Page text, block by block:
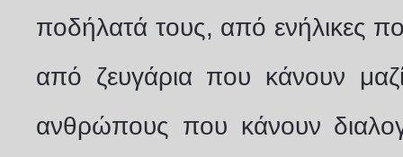
ποδήλατά τους, από ενήλικες
από ζευγάρια που κάνουν
ανθρώπους που κάνουν